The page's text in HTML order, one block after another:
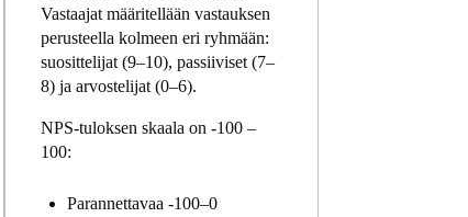
Vastaajat määritellään vastauksen
perusteella kolmeen eri ryhmään:
suosittelijat (9–10), passiiviset (7–
8) ja arvostelijat (0–6).
NPS-tuloksen skaala on -100 –
100:
Parannettavaa -100–0